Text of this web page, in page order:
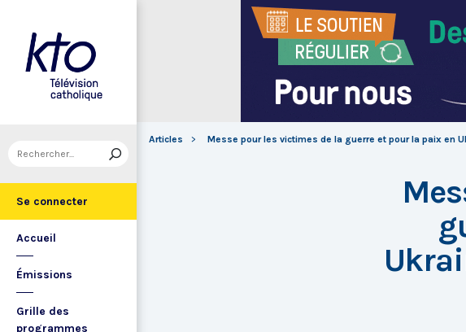
Se connecter
Accueil
Émissions
Grille des
programmes
Articles Messe pour les victimes de la guerre et pour la paix en